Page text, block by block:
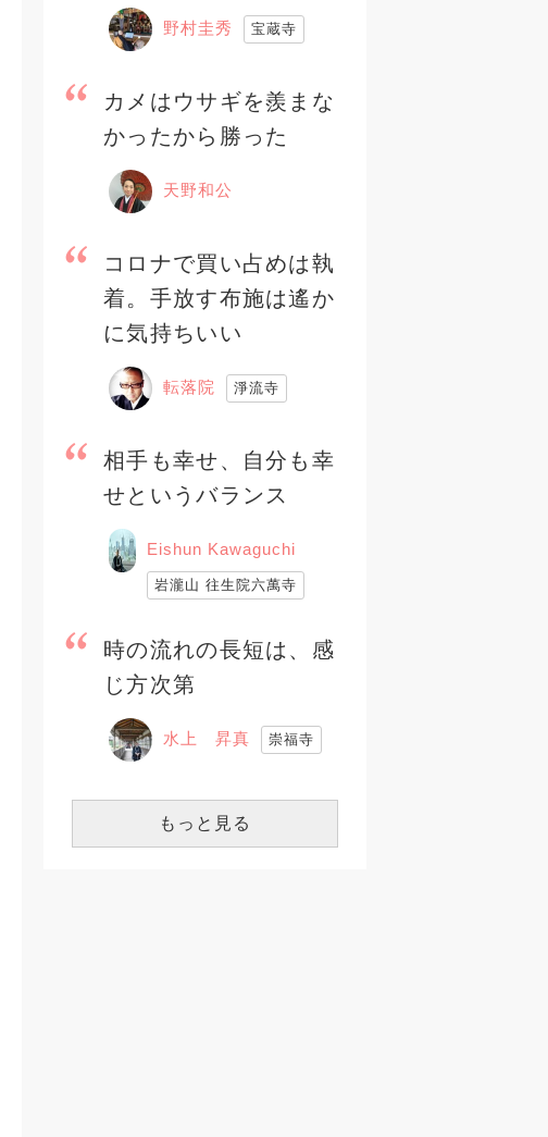
野村圭秀 宝蔵寺
カメはウサギを羨まな
かったから勝った
天野和公
コロナで買い占めは執
着。手放す布施は遙か
に気持ちいい
転落院 淨流寺
相手も幸せ、自分も幸
せというバランス
Eishun Kawaguchi
岩瀧山 往生院六萬寺
時の流れの長短は、感
じ方次第
水上 昇真 崇福寺
もっと見る